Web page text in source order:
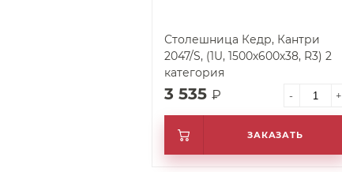
Столешница Кедр, Кантри
2047/S, (1U, 1500х600х38, R3) 2
категория
3 535 ₽ - +
ЗАКАЗАТЬ